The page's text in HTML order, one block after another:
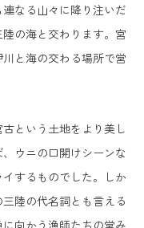
なる山々に降り注いだ
の海と交わります。宮
と海の交わる場所で営
という土地をより美し
ウニの口開けシーンな
するものでした。しか
陸の代名詞とも言える
に向かう漁師たちの営み